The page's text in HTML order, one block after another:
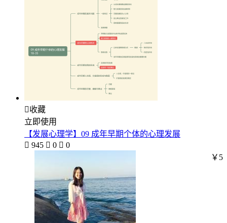
收藏
立即使用
【发展心理学】09 成年早期个体的心理发展
 945  0  0
￥5